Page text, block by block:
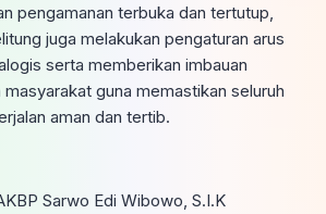
pengamanan terbuka dan tertutup,
juga melakukan pengaturan arus
serta memberikan imbauan
guna memastikan seluruh
aman dan tertib.
Sarwo Edi Wibowo, S.I.K